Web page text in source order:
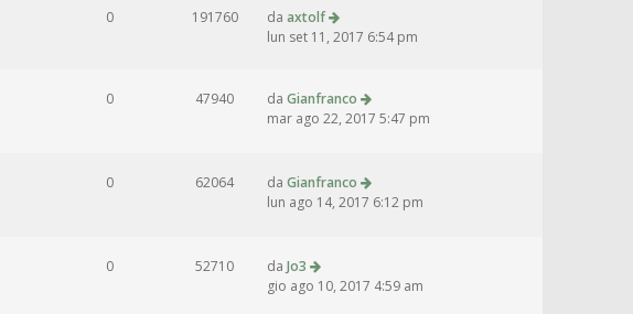
0 191760 da axtolf
lun set 11, 2017 6:54 pm
0 47940 da Gianfranco
mar ago 22, 2017 5:47 pm
0 62064 da Gianfranco
lun ago 14, 2017 6:12 pm
0 52710 da Jo3
gio ago 10, 2017 4:59 am